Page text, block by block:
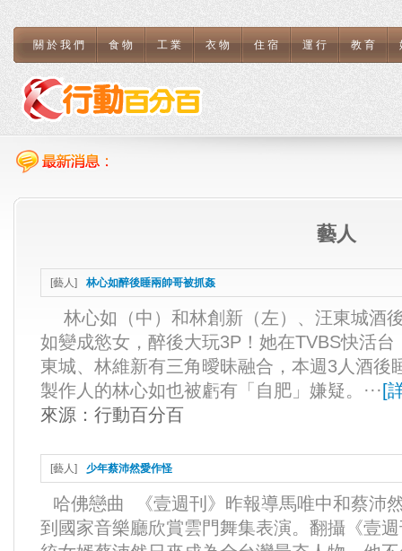
關於我們 食物 工業 衣物 住宿 運行 教育
藝人
[藝人] 林心如醉後睡兩帥哥被抓姦
林心如（中）和林創新（左）、汪東城酒
如變成慾女，醉後大玩3P！她在TVBS快活
東城、林維新有三角曖昧融合，本週3人酒後
製作人的林心如也被虧有「自肥」嫌疑。··· [
來源： 行動百分百
[藝人] 少年蔡沛然愛作怪
哈佛戀曲 《壹週刊》昨報導馬唯中和蔡沛
到國家音樂廳欣賞雲門舞集表演。翻攝《壹